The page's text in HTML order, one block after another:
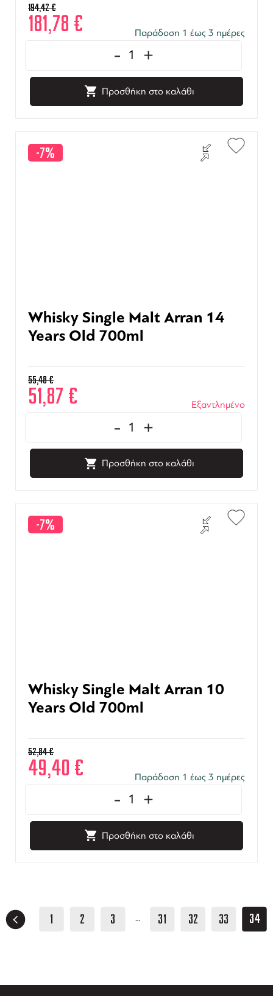
194,42€
181,78 € Παράδοση 1 έως 3 ημέρες
- +
Προσθήκη στο καλάθι
-7%
Whisky Single Malt Arran 14
Years Old 700ml
55,48€
51,87 € Εξαντλημένο
- +
Προσθήκη στο καλάθι
-7%
Whisky Single Malt Arran 10
Years Old 700ml
52,84€
49,40 € Παράδοση 1 έως 3 ημέρες
- +
Προσθήκη στο καλάθι
1 2 3 … 31 32 33 34